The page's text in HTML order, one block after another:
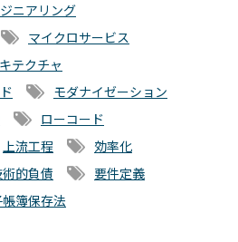
ニアリング
マイクロサービス
テクチャ
モダナイゼーション
ローコード
上流工程
効率化
術的負債
要件定義
簿保存法